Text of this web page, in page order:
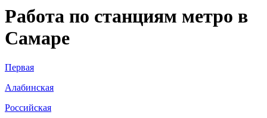
Работа по станциям метро в
Самаре
Первая
Алабинская
Российская